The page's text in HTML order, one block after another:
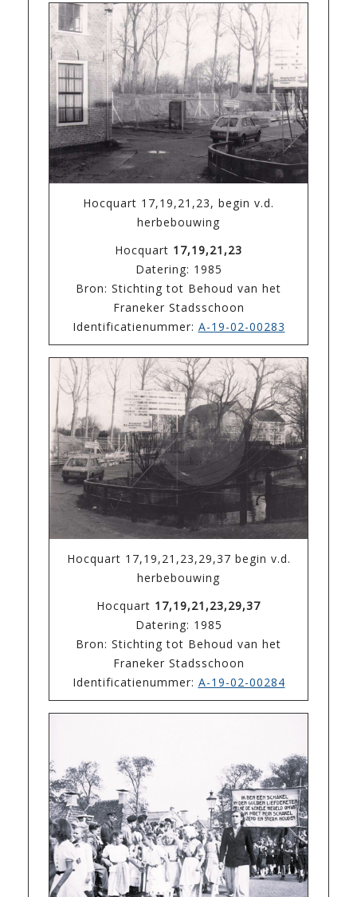
Hocquart 17,19,21,23, begin v.d.
herbebouwing
Hocquart 17,19,21,23
Datering: 1985
Bron: Stichting tot Behoud van het
Franeker Stadsschoon
Identificatienummer: A-19-02-00283
Hocquart 17,19,21,23,29,37 begin v.d.
herbebouwing
Hocquart 17,19,21,23,29,37
Datering: 1985
Bron: Stichting tot Behoud van het
Franeker Stadsschoon
Identificatienummer: A-19-02-00284